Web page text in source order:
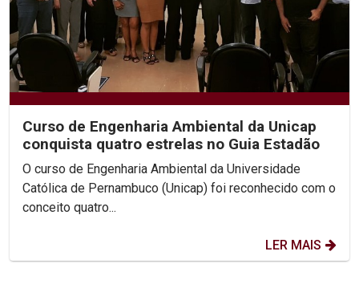
Curso de Engenharia Ambiental da Unicap
conquista quatro estrelas no Guia Estadão
O curso de Engenharia Ambiental da Universidade
Católica de Pernambuco (Unicap) foi reconhecido com o
conceito quatro...
LER MAIS